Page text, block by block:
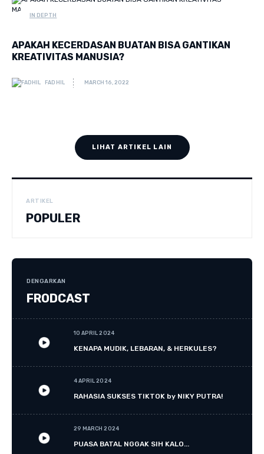
IN DEPTH
APAKAH KECERDASAN BUATAN BISA GANTIKAN
KREATIVITAS MANUSIA?
FADHIL MARCH 16, 2022
LIHAT ARTIKEL LAIN
ARTIKEL
POPULER
DENGARKAN
FRODCAST
10 APRIL 2024
KENAPA MUDIK, LEBARAN, & HERKULES?
4 APRIL 2024
RAHASIA SUKSES TIKTOK by NIKY PUTRA!
29 MARCH 2024
PUASA BATAL NGGAK SIH KALO...